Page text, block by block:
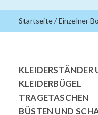
Startseite/Einzelner
KLEIDERBÜGEL
TRAGETASCHEN